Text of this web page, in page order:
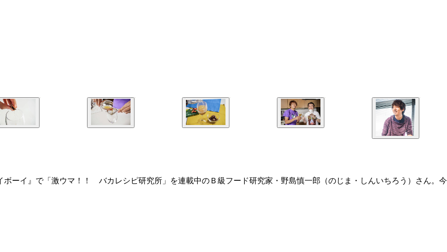
ーイ』で「激ウマ！！ バカレシピ研究所」を連載中のＢ級フード研究家・野島慎一郎（のじま・しんいちろう）さん。今